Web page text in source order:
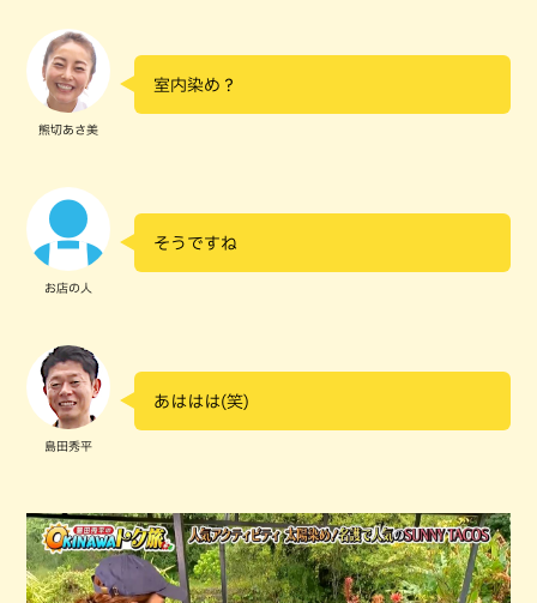
熊切あさ美
室内染め？
お店の人
そうですね
島田秀平
あははは(笑)